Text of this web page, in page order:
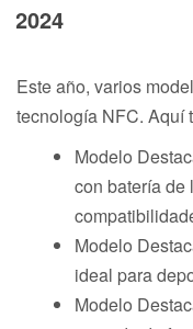
2024
Este año, varios
tecnología NFC. Aquí
Modelo
con batería de
Modelo
ideal para
Modelo